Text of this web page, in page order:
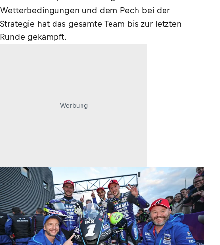
Wetterbedingungen und dem Pech bei der
Strategie hat das gesamte Team bis zur letzten
Runde gekämpft.
Werbung